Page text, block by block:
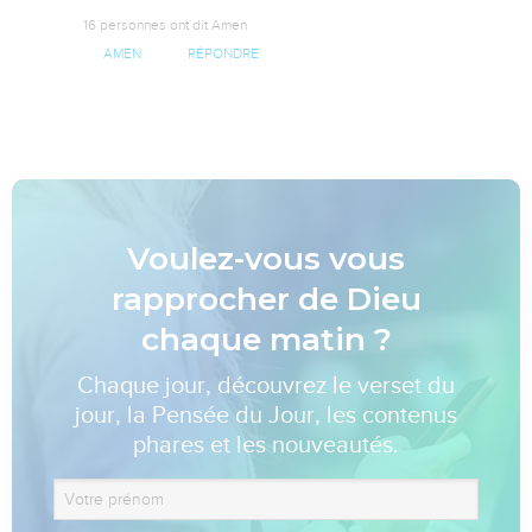
16 personnes ont dit Amen
AMEN RÉPONDRE
Voulez-vous vous
rapprocher de Dieu
chaque matin ?
Chaque jour, découvrez le verset du
jour, la Pensée du Jour, les contenus
phares et les nouveautés.